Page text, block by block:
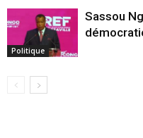
Politique
Sassou